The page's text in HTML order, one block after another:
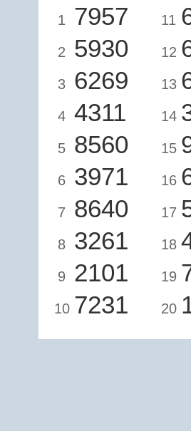
1 7957
2 5930
3 6269
4 4311
5 8560
6 3971
7 8640
8 3261
9 2101
10 7231
11
12
13
14
15
16
17
18
19
20